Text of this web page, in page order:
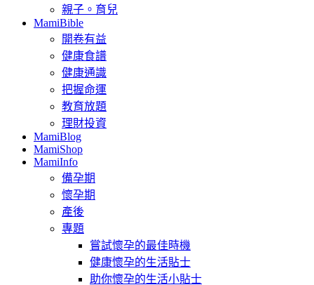
親子。育兒
MamiBible
開卷有益
健康食譜
健康通識
把握命運
教育放題
理財投資
MamiBlog
MamiShop
MamiInfo
備孕期
懷孕期
產後
專題
嘗試懷孕的最佳時機
健康懷孕的生活貼士
助你懷孕的生活小貼士